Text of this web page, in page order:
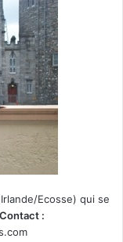
Ecosse) qui se
Contact :